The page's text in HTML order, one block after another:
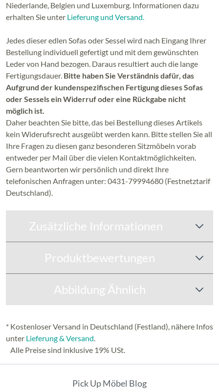
Niederlande, Belgien und Luxemburg. Informationen dazu
erhalten Sie unter Lieferung und Versand.
Jedes dieser edlen Sofas oder Sessel wird nach Eingang Ihrer
Bestellung individuell gefertigt und mit dem gewünschten
Leder von Hand bezogen. Daraus resultiert auch die lange
Fertigungsdauer. Bitte haben Sie Verständnis dafür, das
Aufgrund der kundenspezifischen Fertigung dieses Sofas
oder Sessels ein Widerruf oder eine Rückgabe nicht
möglich ist.
Daher beachten Sie bitte, das bei Bestellung dieses Artikels
kein Widerufsrecht ausgeübt werden kann. Bitte stellen Sie all
Ihre Fragen zu diesen ganz besonderen Sitzmöbeln vorab
entweder per Mail über die vielen Kontaktmöglichkeiten.
Gern beantworten wir persönlich und direkt Ihre
telefonischen Anfragen unter: 0431-79994680 (Festnetztarif
Deutschland).
Zusätzliche Informationen
Produktbewertungen
Abbildung Ähnlich
* Kostenloser Versand in Deutschland (Festland), nähere Infos
unter Lieferung & Versand.
Alle Preise sind inklusive 19% USt.
Pick Up Möbel Blog